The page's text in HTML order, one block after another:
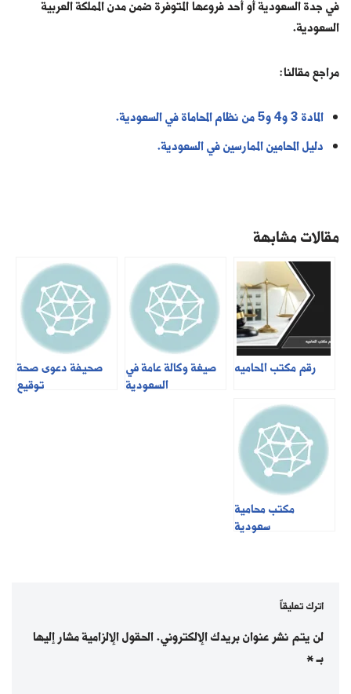
في جدة السعودية أو أحد فروعها المتوفرة ضمن مدن المملكة العربية
السعودية.
مراجع مقالنا:
المادة 3 و4 و5 من نظام المحاماة في السعودية.
دليل المحامين الممارسين في السعودية.
مقالات مشابهة
رقم مكتب المحاميه
صيغة وكالة عامة في
السعودية
صحيفة دعوى صحة
توقيع
مكتب محامية
سعودية
اترك تعليقاً
لن يتم نشر عنوان بريدك الإلكتروني.الحقول الإلزامية مشار إليها
بـ*